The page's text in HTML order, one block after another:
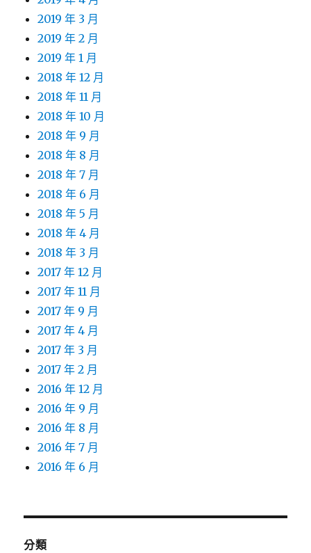
2019 年 3 月
2019 年 2 月
2019 年 1 月
2018 年 12 月
2018 年 11 月
2018 年 10 月
2018 年 9 月
2018 年 8 月
2018 年 7 月
2018 年 6 月
2018 年 5 月
2018 年 4 月
2018 年 3 月
2017 年 12 月
2017 年 11 月
2017 年 9 月
2017 年 4 月
2017 年 3 月
2017 年 2 月
2016 年 12 月
2016 年 9 月
2016 年 8 月
2016 年 7 月
2016 年 6 月
分類